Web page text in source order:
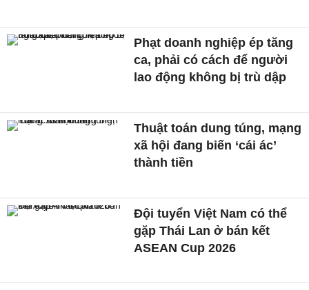
Phạt doanh nghiệp ép tăng
ca, phải có cách để người
lao động không bị trù dập
Thuật toán dung túng, mạng
xã hội đang biến ‘cái ác’
thành tiền
Đội tuyển Việt Nam có thể
gặp Thái Lan ở bán kết
ASEAN Cup 2026